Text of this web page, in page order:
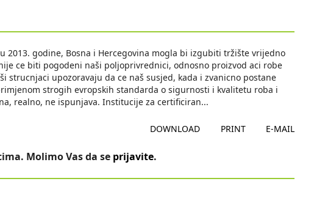
2013. godine, Bosna i Hercegovina mogla bi izgubiti tržište vrijedno
ce biti pogodeni naši poljoprivrednici, odnosno proizvod aci robe
strucnjaci upozoravaju da ce naš susjed, kada i zvanicno postane
strogih evropskih standarda o sigurnosti i kvalitetu roba i
realno, ne ispunjava. Institucije za certificiran...
DOWNLOAD PRINT E-MAIL
Molimo Vas da se prijavite.